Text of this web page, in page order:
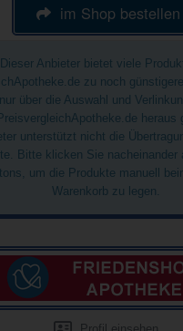
im Shop bestellen
Dieser Anbieter bietet viele
zu noch
nur über die Auswahl und
PreisvergleichApotheke.de heraus
unterstützt nicht die
Bitte klicken Sie nacheinander
um die Produkte manuell
Warenkorb zu legen.